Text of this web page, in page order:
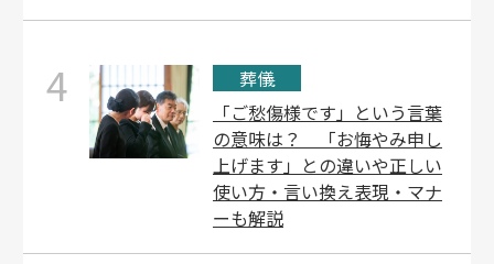
4
葬儀
「ご愁傷様です」という言葉
の意味は？ 「お悔やみ申し
上げます」との違いや正しい
使い方・言い換え表現・マナ
ーも解説